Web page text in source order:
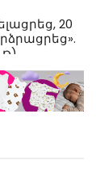
20